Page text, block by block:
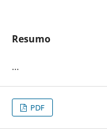
Resumo
...
PDF